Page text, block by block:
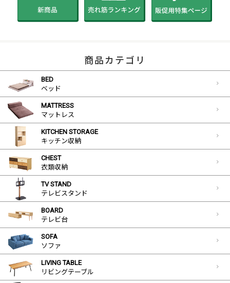
商品カテゴリ
BED
ベッド
MATTRESS
マットレス
KITCHEN STORAGE
キッチン収納
CHEST
衣類収納
TV STAND
テレビスタンド
BOARD
テレビ台
SOFA
ソファ
LIVING TABLE
リビングテーブル